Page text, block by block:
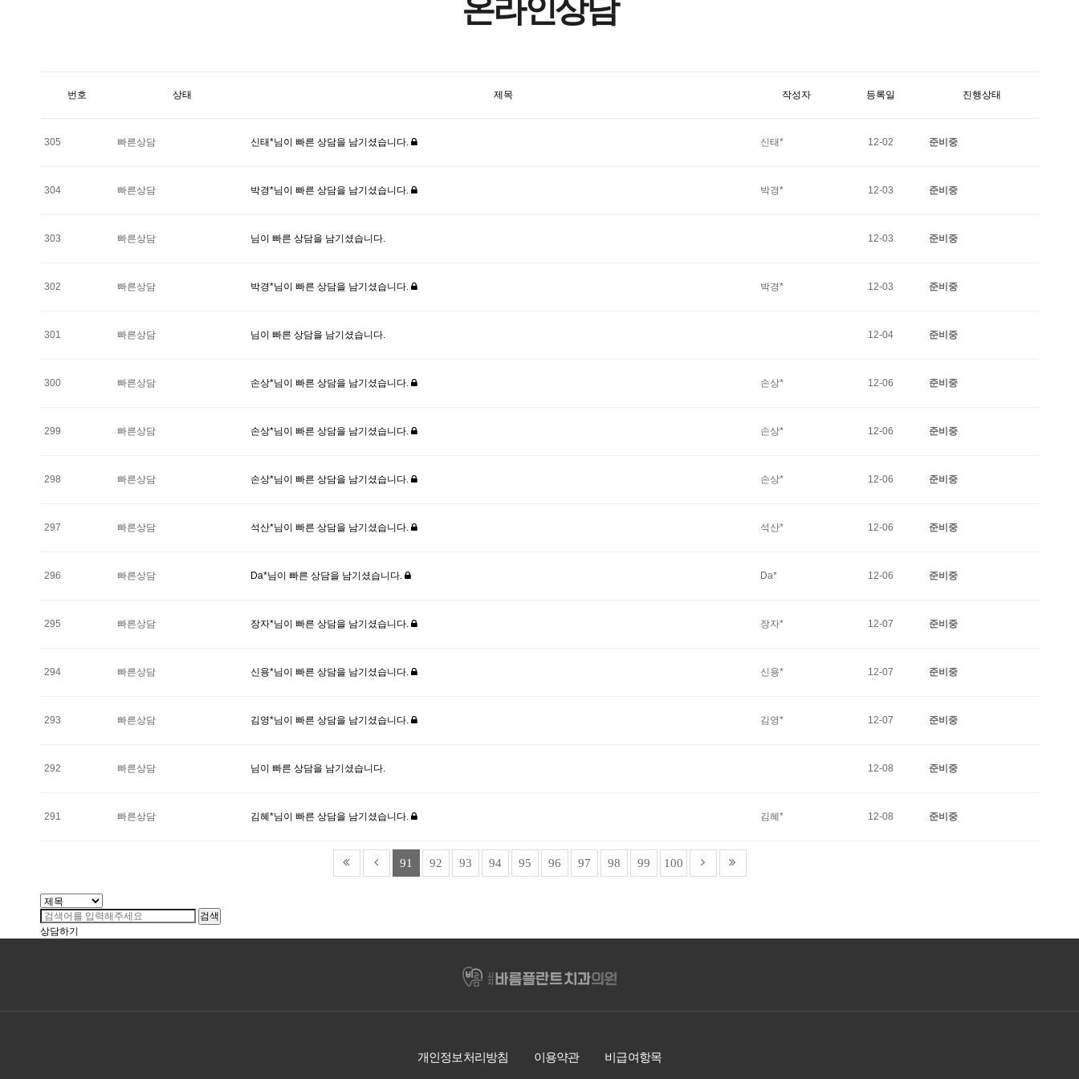
온라인상담
번호 상태 제목 작성자 등록일 진행상태
305 빠른상담 신태*님이 빠른 상담을 남기셨습니다. 신태* 12-02 준비중
304 빠른상담 박경*님이 빠른 상담을 남기셨습니다. 박경* 12-03 준비중
303 빠른상담 님이 빠른 상담을 남기셨습니다. 12-03 준비중
302 빠른상담 박경*님이 빠른 상담을 남기셨습니다. 박경* 12-03 준비중
301 빠른상담 님이 빠른 상담을 남기셨습니다. 12-04 준비중
300 빠른상담 손상*님이 빠른 상담을 남기셨습니다. 손상* 12-06 준비중
299 빠른상담 손상*님이 빠른 상담을 남기셨습니다. 손상* 12-06 준비중
298 빠른상담 손상*님이 빠른 상담을 남기셨습니다. 손상* 12-06 준비중
297 빠른상담 석산*님이 빠른 상담을 남기셨습니다. 석산* 12-06 준비중
296 빠른상담 Da*님이 빠른 상담을 남기셨습니다. Da* 12-06 준비중
295 빠른상담 장자*님이 빠른 상담을 남기셨습니다. 장자* 12-07 준비중
294 빠른상담 신용*님이 빠른 상담을 남기셨습니다. 신용* 12-07 준비중
293 빠른상담 김영*님이 빠른 상담을 남기셨습니다. 김영* 12-07 준비중
292 빠른상담 님이 빠른 상담을 남기셨습니다. 12-08 준비중
291 빠른상담 김혜*님이 빠른 상담을 남기셨습니다. 김혜* 12-08 준비중
91 92 93 94 95 96 97 98 99 100
검색
상담하기
개인정보처리방침 이용약관 비급여항목